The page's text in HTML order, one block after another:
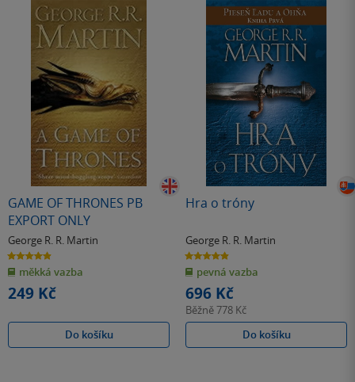
GAME OF THRONES PB
EXPORT ONLY
George R. R. Martin
4.9
z
5
hvězdiček
měkká vazba
249 Kč
Do košíku
Hra o tróny
George R. R. Martin
4.9
z
5
hvězdiček
pevná vazba
696 Kč
Běžně778 Kč
Do košíku